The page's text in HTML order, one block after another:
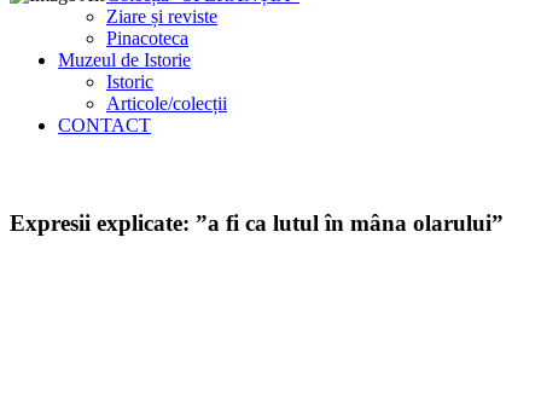
Ziare și reviste
Pinacoteca
Muzeul de Istorie
Istoric
Articole/colecții
CONTACT
Expresii explicate: ”a fi ca lutul în mâna olarului”